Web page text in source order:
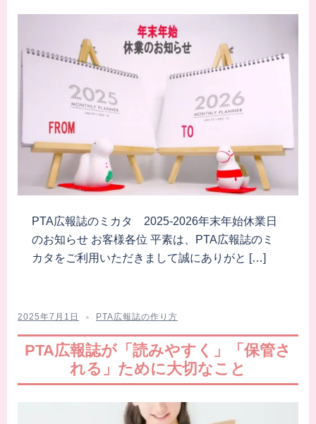
PTA広報誌のミカタ 2025-2026年末年始休業日
のお知らせ お客様各位 平素は、PTA広報誌のミ
カタをご利用いただきまして誠にありがと […]
2025年7月1日 PTA広報誌の作り方
PTA広報誌が「読みやすく」「保管さ
れる」ために大切なこと